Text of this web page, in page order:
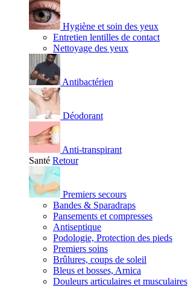
Hygiène et soin des yeux
Entretien lentilles de contact
Nettoyage des yeux
Antibactérien
Déodorant
Anti-transpirant
Santé Retour
Premiers secours
Bandes & Sparadraps
Pansements et compresses
Antiseptique
Podologie, Protection des pieds
Premiers soins
Brûlures, coups de soleil
Bleus et bosses, Arnica
Douleurs articulaires et musculaires